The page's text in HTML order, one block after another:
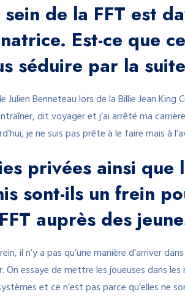
de la FFT est
Est-ce que
séduire par la
Julien Benneteau lors de la Billie Jean King
dit voyager et j’ai arrêté ma
je ne suis pas prête à le faire mais à
privées ainsi
sont-ils un frein
auprès des
il n’y a pas qu’une manière d’arriver
On essaye de mettre les joueuses dans
et ce n’est pas parce qu’elles ne